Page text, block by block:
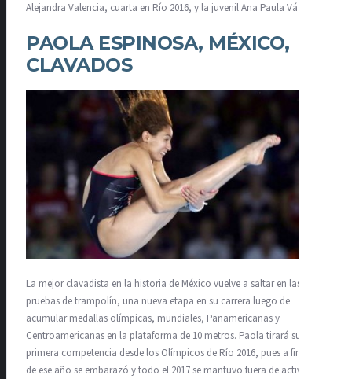
Alejandra Valencia, cuarta en Río 2016, y la juvenil Ana Paula Vázquez.
PAOLA ESPINOSA, MÉXICO,
CLAVADOS
La mejor clavadista en la historia de México vuelve a saltar en las
pruebas de trampolín, una nueva etapa en su carrera luego de
acumular medallas olímpicas, mundiales, Panamericanas y
Centroamericanas en la plataforma de 10 metros. Paola tirará su
primera competencia desde los Olímpicos de Río 2016, pues a finales
de ese año se embarazó y todo el 2017 se mantuvo fuera de actividad